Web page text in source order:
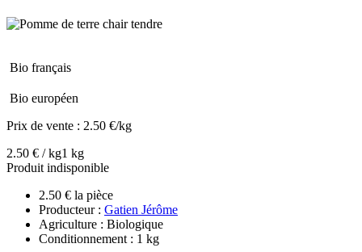
Bio français
Bio européen
Prix de vente : 2.50 €/kg
2.50 € / kg1 kg
Produit indisponible
2.50 € la pièce
Producteur : Gatien Jérôme
Agriculture : Biologique
Conditionnement : 1 kg